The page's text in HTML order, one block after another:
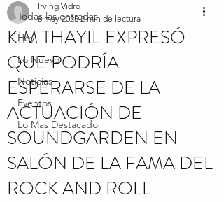
Todas las entradas
Hoy
Lo Nuevo
Noticias
Eventos
Lo Mas Destacado
KIM THAYIL EXPRESÓ
QUE PODRÍA
ESPERARSE DE LA
ACTUACIÓN DE
SOUNDGARDEN EN
SALÓN DE LA FAMA DEL
ROCK AND ROLL
Irving Vidro
8 may 2025 2 min de lectura